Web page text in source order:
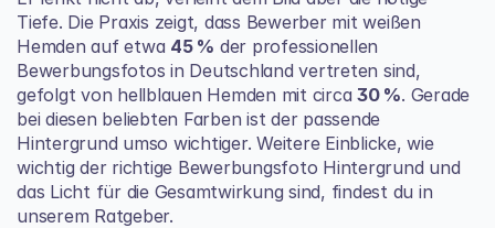
Tiefe. Die Praxis zeigt, dass Bewerber mit weißen
Hemden auf etwa 45 % der professionellen
Bewerbungsfotos in Deutschland vertreten sind,
gefolgt von hellblauen Hemden mit circa 30 %. Gerade
bei diesen beliebten Farben ist der passende
Hintergrund umso wichtiger. Weitere Einblicke, wie
wichtig der richtige Bewerbungsfoto Hintergrund und
das Licht für die Gesamtwirkung sind, findest du in
unserem Ratgeber.